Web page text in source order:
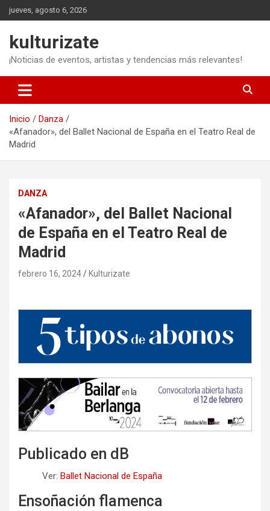
Saltar
al
jueves, agosto 6, 2026
kulturizate
¡Noticias de eventos, artistas y tendencias más relevantes!
Inicio
Danza
«Afanador», del Ballet Nacional de España en el Teatro Real de
Madrid
DANZA
«Afanador», del Ballet Nacional
de España en el Teatro Real de
Madrid
febrero 16, 2024 Kulturizate
Publicado en dB
Ver: Ballet Nacional de España
Ensoñación flamenca